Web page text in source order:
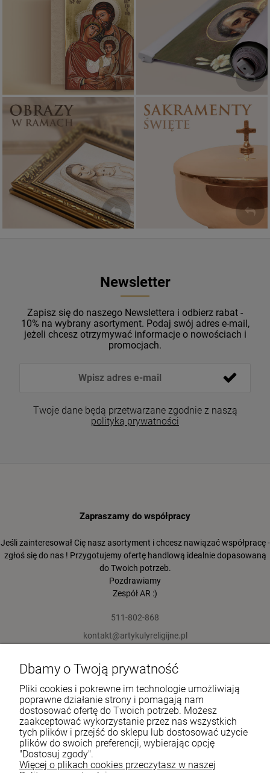
Ikony religijne
PONAD 400
WZORÓW
Banery religijne
ZOBACZ
Obrazy religijne
PIĘKNE
WZORY
Sakramenty Święte
Newsletter
Zapisz się do naszego Newslettera i odbierz rabat -
10% na wybrany asortyment. Podaj swój adres e-mail,
jeżeli chcesz otrzymywać informacje o nowościach i
promocjach.
Twoje dane będą przetwarzane zgodnie z naszą
polityką prywatności
Zapraszamy do współpracy
Jeśli zainteresował Cię nasz asortyment i chcesz nawiązać współpracę -
zgłoś się do nas ! Przygotujemy ofertę handlową idealnie dopasowaną
do Twoich potrzeb.
Pozdrawiamy
Zespół AR :)
511-802-868
kontakt@artykulyreligijne.pl
Pomoc
Moje konto
Płatności i dostawa
Informacje
Dbamy o Twoją prywatność
Pliki cookies i pokrewne im technologie umożliwiają
poprawne działanie strony i pomagają nam
dostosować ofertę do Twoich potrzeb. Możesz
zaakceptować wykorzystanie przez nas wszystkich
tych plików i przejść do sklepu lub dostosować użycie
plików do swoich preferencji, wybierając opcję
"Dostosuj zgody".
Więcej o plikach cookies przeczytasz w naszej